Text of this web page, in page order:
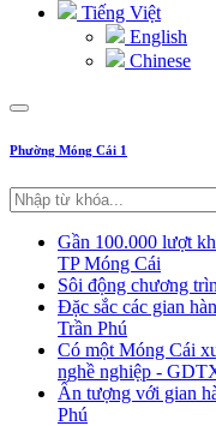
Tiếng Việt
English
Chinese
Phường Móng Cái 1
Gần 100.000 lượt
TP Móng Cái
Sôi động chương
Đặc sắc các gian
Trần Phú
Có một Móng Cái
nghề nghiệp -
Ấn tượng với gian
Phú